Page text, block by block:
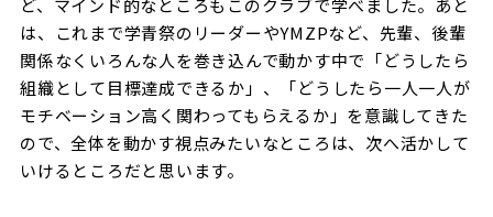
ど、マインド的なところもこのクラブで学べました。あと
は、これまで学青祭のリーダーやYMZPなど、先輩、後輩
関係なくいろんな人を巻き込んで動かす中で「どうしたら
組織として目標達成できるか」、「どうしたら一人一人が
モチベーション高く関わってもらえるか」を意識してきた
ので、全体を動かす視点みたいなところは、次へ活かして
いけるところだと思います。